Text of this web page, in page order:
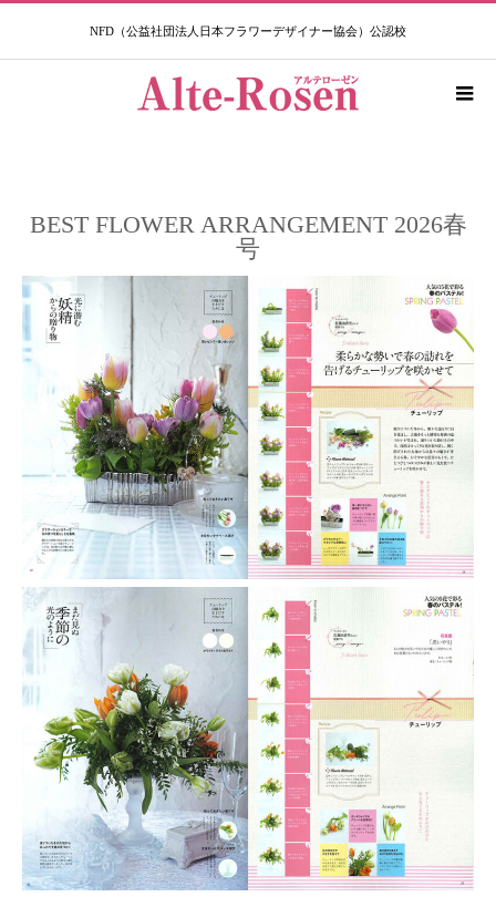
NFD（公益社団法人日本フラワーデザイナー協会）公認校​
BEST FLOWER ARRANGEMENT 2026春
号